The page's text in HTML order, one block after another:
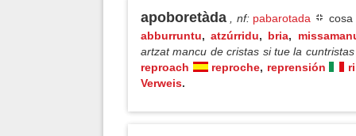
apoboretàda , nf: pabarotada
cosa
abburruntu,atzúrridu, bria,
artzat mancu de cristas si tue la
reproach
reproche, reprensión
Verweis.